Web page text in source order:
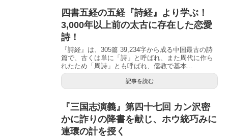
四書五経の五経『詩経』より学ぶ！
3,000年以上前の太古に存在した恋愛
詩！
『詩経』は、305篇 39,234字から成る中国最古の詩
篇で、古くは単に「詩」と呼ばれ、また周代に作ら
れたため「周詩」とも呼ばれ、儒教で基本...
記事を読む
『三国志演義』第四十七回 カン沢密
かに詐りの降書を献じ、ホウ統巧みに
連環の計を授く